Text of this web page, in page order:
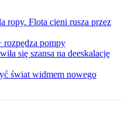
ropy. Flota cieni rusza przez
rozpędza pompy
się szansa na deeskalację
świat widmem nowego